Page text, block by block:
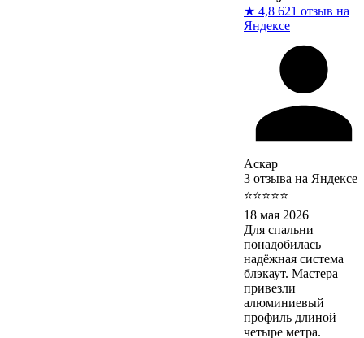
★ 4,8 621 отзыв на
Яндексе
Аскар
3 отзыва на Яндексе
⭐⭐⭐⭐⭐
18 мая 2026
Для спальни
понадобилась
надёжная система
блэкаут. Мастера
привезли
алюминиевый
профиль длиной
четыре метра.